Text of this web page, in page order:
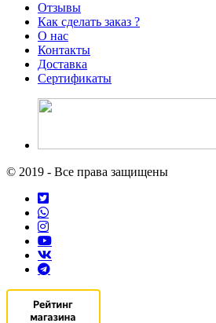
Отзывы
Как сделать заказ ?
О нас
Контакты
Доставка
Сертификаты
© 2019 - Все права защищены